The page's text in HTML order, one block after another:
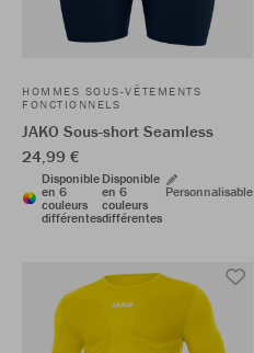
HOMMES SOUS-VÊTEMENTS
FONCTIONNELS
JAKO Sous-short Seamless
24,99 €
Disponible
en 6
couleurs
différentes
Disponible
en 6
couleurs
différentes
Personnalisable